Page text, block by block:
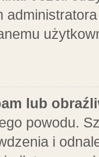
lub
powodu.
i